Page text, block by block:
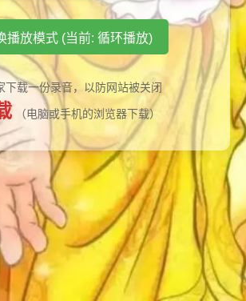
播放模式 (当前: 循环播放)
下载一份录音，以防网站被关闭
（电脑或手机的浏览器下载）